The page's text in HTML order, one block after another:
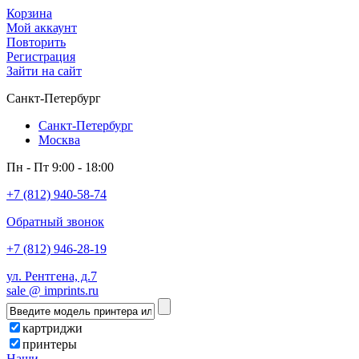
Корзина
Мой аккаунт
Повторить
Регистрация
Зайти на сайт
Санкт-Петербург
Санкт-Петербург
Москва
Пн - Пт 9:00 - 18:00
+7 (812) 940-58-74
Обратный звонок
+7 (812) 946-28-19
ул. Рентгена, д.7
sale @ imprints.ru
картриджи
принтеры